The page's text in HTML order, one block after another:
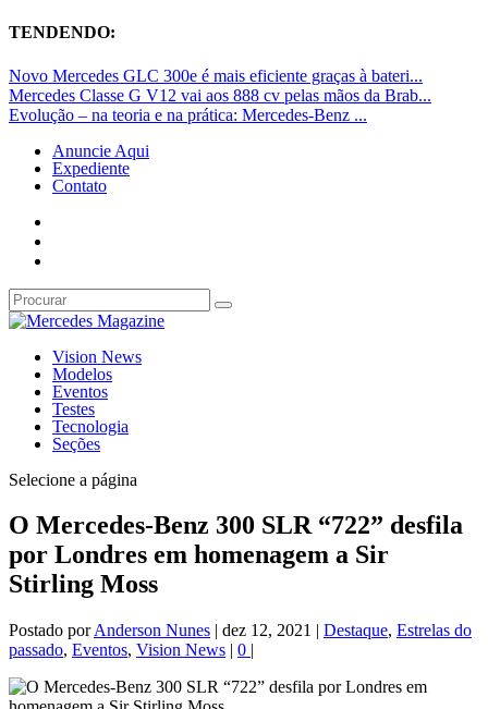
TENDENDO:
Novo Mercedes GLC 300e é mais eficiente graças à bateri...
Mercedes Classe G V12 vai aos 888 cv pelas mãos da Brab...
Evolução – na teoria e na prática: Mercedes-Benz ...
Anuncie Aqui
Expediente
Contato
Vision News
Modelos
Eventos
Testes
Tecnologia
Seções
Selecione a página
O Mercedes-Benz 300 SLR “722” desfila
por Londres em homenagem a Sir
Stirling Moss
Postado porAnderson Nunes | dez 12, 2021 | Destaque, Estrelas do
passado, Eventos, Vision News | 0 |